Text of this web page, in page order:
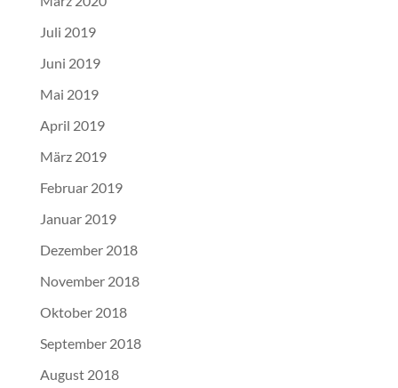
Juli 2019
Juni 2019
Mai 2019
April 2019
März 2019
Februar 2019
Januar 2019
Dezember 2018
November 2018
Oktober 2018
September 2018
August 2018